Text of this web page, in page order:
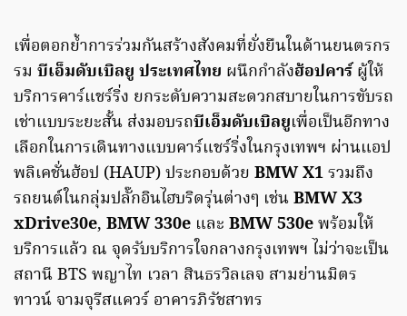
เพื่อตอกย้ำการร่วมกันสร้างสังคมที่ยั่งยืนในด้านยนตรกร
รม บีเอ็มดับเบิลยู ประเทศไทย ผนึกกำลังฮ้อปคาร์ผู้ให้
บริการคาร์แชร์ริ่ง ยกระดับความสะดวกสบายในการขับรถ
เช่าแบบระยะสั้น ส่งมอบรถบีเอ็มดับเบิลยูเพื่อเป็นอีกทาง
เลือกในการเดินทางแบบคาร์แชร์ริ่งในกรุงเทพฯ ผ่านแอป
พลิเคชั่นฮ้อป (HAUP) ประกอบด้วย BMW X1รวมถึง
รถยนต์ในกลุ่มปลั๊กอินไฮบริดรุ่นต่างๆ เช่นBMW X3
xDrive30e, BMW 330e และ BMW 530eพร้อมให้
บริการแล้ว ณ จุดรับบริการใจกลางกรุงเทพฯ ไม่ว่าจะเป็น
สถานี BTS พญาไท เวลา สินธรวิลเลจ สามย่านมิตร
ทาวน์ จามจุรีสแควร์ อาคารภิรัชสาทร